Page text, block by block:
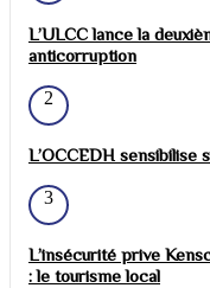
L’ULCC lance la
anticorruption
2
L’OCCEDH sensibilise
3
L’insécurité prive
: le tourisme local